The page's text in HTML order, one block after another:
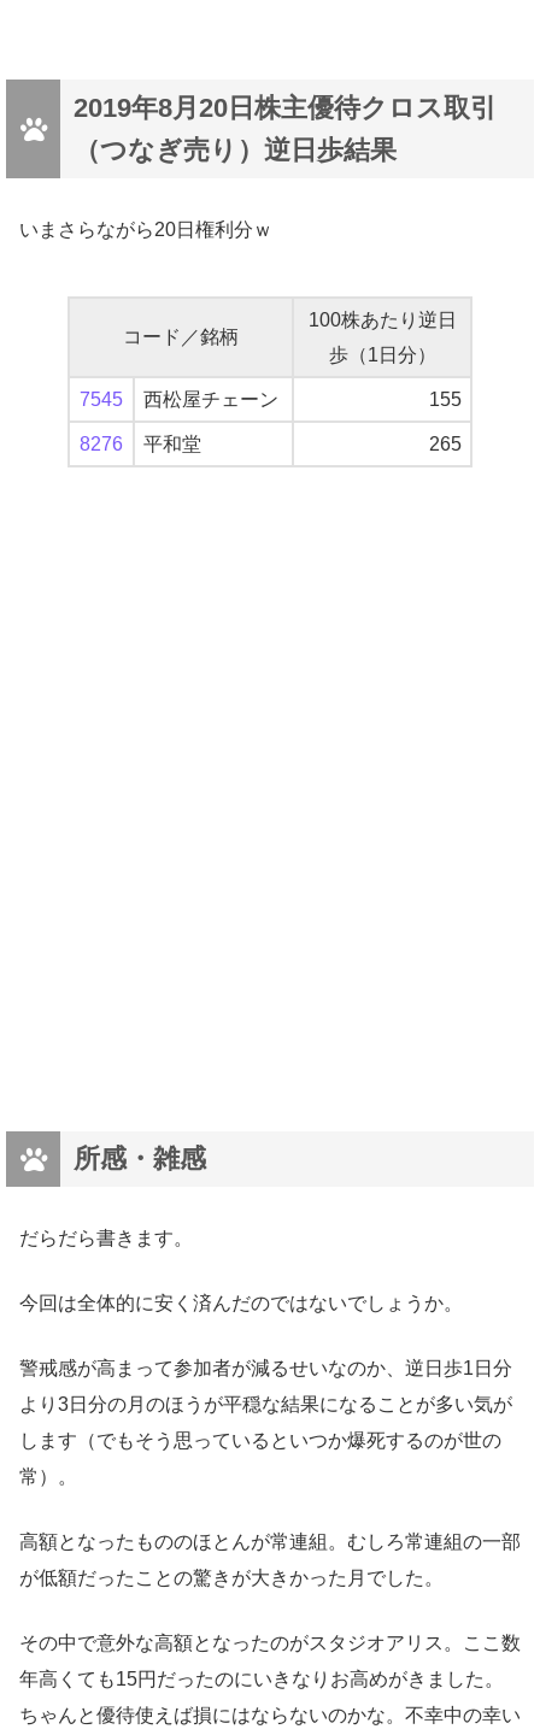
2019年8月20日株主優待クロス取引
（つなぎ売り）逆日歩結果
いまさらながら20日権利分ｗ
コード／銘柄
100株あたり逆日
歩（1日分）
7545 西松屋チェーン 155
8276 平和堂 265
所感・雑感
だらだら書きます。
今回は全体的に安く済んだのではないでしょうか。
警戒感が高まって参加者が減るせいなのか、逆日歩1日分
より3日分の月のほうが平穏な結果になることが多い気が
します（でもそう思っているといつか爆死するのが世の
常）。
高額となったもののほとんが常連組。むしろ常連組の一部
が低額だったことの驚きが大きかった月でした。
その中で意外な高額となったのがスタジオアリス。ここ数
年高くても15円だったのにいきなりお高めがきました。
ちゃんと優待使えば損にはならないのかな。不幸中の幸い